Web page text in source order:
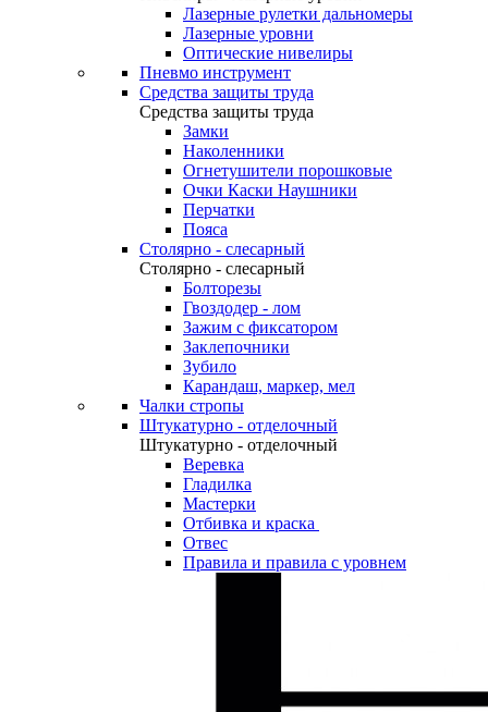
Лазерные рулетки дальномеры
Лазерные уровни
Оптические нивелиры
Пневмо инструмент
Средства защиты труда
Средства защиты труда
Замки
Наколенники
Огнетушители порошковые
Очки Каски Наушники
Перчатки
Пояса
Столярно - слесарный
Столярно - слесарный
Болторезы
Гвоздодер - лом
Зажим с фиксатором
Заклепочники
Зубило
Карандаш, маркер, мел
Чалки стропы
Штукатурно - отделочный
Штукатурно - отделочный
Веревка
Гладилка
Мастерки
Отбивка и краска
Отвес
Правила и правила с уровнем